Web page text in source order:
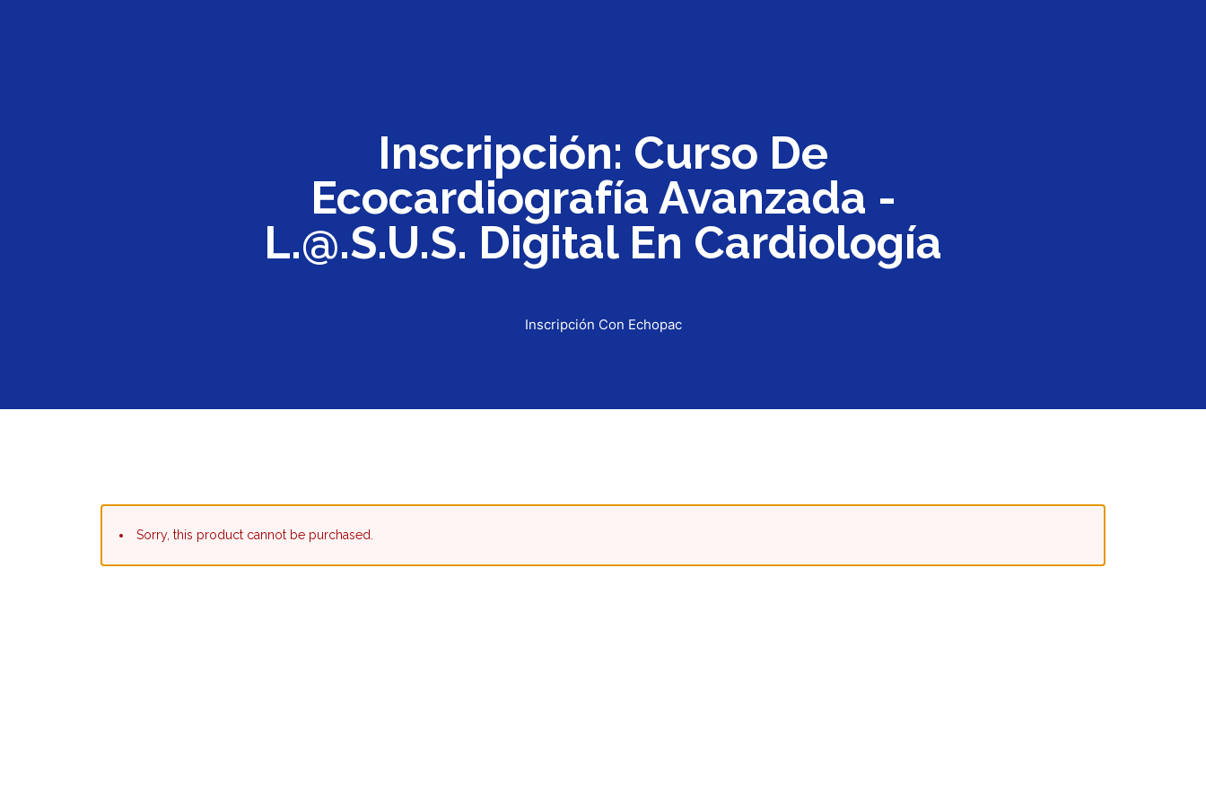
Inscripción: Curso De
Ecocardiografía Avanzada -
L.@.S.U.S. Digital En Cardiología
Inscripción Con Echopac
Sorry, this product cannot be purchased.